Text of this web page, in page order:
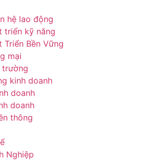
hệ lao động
triển kỹ năng
Triển Bền Vững
mại
trường
kinh doanh
doanh
doanh
thông
Nghiệp